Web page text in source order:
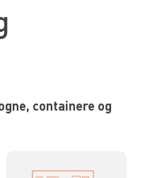
containere og